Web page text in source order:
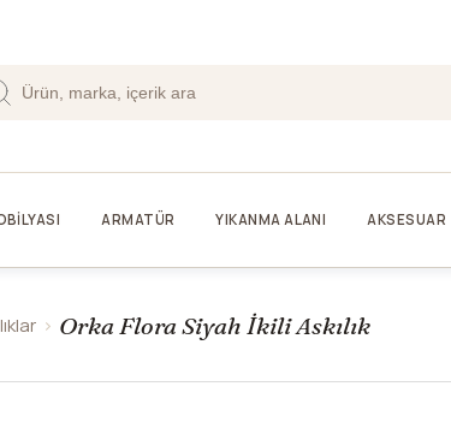
ARMATÜR YIKANMA ALANI AKSESUAR
Orka Flora Siyah İkili Askılık